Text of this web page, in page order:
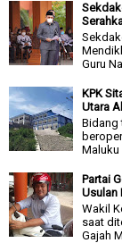
Guru
KPK
Utara
Bidang
Maluku
Partai
Usulan
Wakil
saat
Gajah